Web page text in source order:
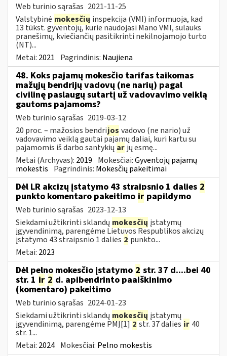
Web turinio sąrašas 2021-11-25
Valstybinė mokesčių inspekcija (VMI) informuoja, kad
13 tūkst. gyventojų, kurie naudojasi Mano VMI, sulauks
pranešimų, kviečiančių pasitikrinti nekilnojamojo turto
(NT)...
Metai: 2021 Pagrindinis: Naujiena
48. Koks pajamų mokesčio tarifas taikomas
mažųjų bendrijų vadovų (ne narių) pagal
civilinę paslaugų sutartį už vadovavimo veiklą
gautoms pajamoms?
Web turinio sąrašas 2019-03-12
20 proc. – mažosios bendrijos vadovo (ne nario) už
vadovavimo veiklą gautai pajamų daliai, kuri kartu su
pajamomis iš darbo santykių ar jų esmę...
Metai (Archyvas): 2019 Mokesčiai:Gyventojų pajamų
mokestis Pagrindinis: Mokesčių pakeitimai
Dėl LR akcizų įstatymo 43 straipsnio 1 dalies 2
punkto komentaro pakeitimo ir papildymo
Web turinio sąrašas 2023-12-13
Siekdami užtikrinti sklandų mokesčių įstatymų
įgyvendinimą, parengėme Lietuvos Respublikos akcizų
įstatymo 43 straipsnio 1 dalies 2 punkto...
Metai: 2023
Dėl pelno mokesčio įstatymo 2 str. 37 d....bei 40
str. 1 ir 2 d. apibendrinto paaiškinimo
(komentaro) pakeitimo
Web turinio sąrašas 2024-01-23
Siekdami užtikrinti sklandų mokesčių įstatymų
įgyvendinimą, parengėme PMĮ[1]2str. 37 dalies ir 40
str. 1...
Metai: 2024 Mokesčiai: Pelno mokestis